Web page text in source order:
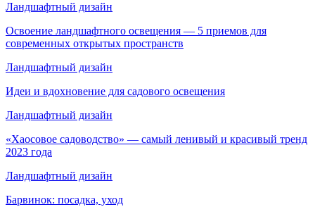
Ландшафтный дизайн
Освоение ландшафтного освещения — 5 приемов для
современных открытых пространств
Ландшафтный дизайн
Идеи и вдохновение для садового освещения
Ландшафтный дизайн
«Хаосовое садоводство» — самый ленивый и красивый тренд
2023 года
Ландшафтный дизайн
Барвинок: посадка, уход